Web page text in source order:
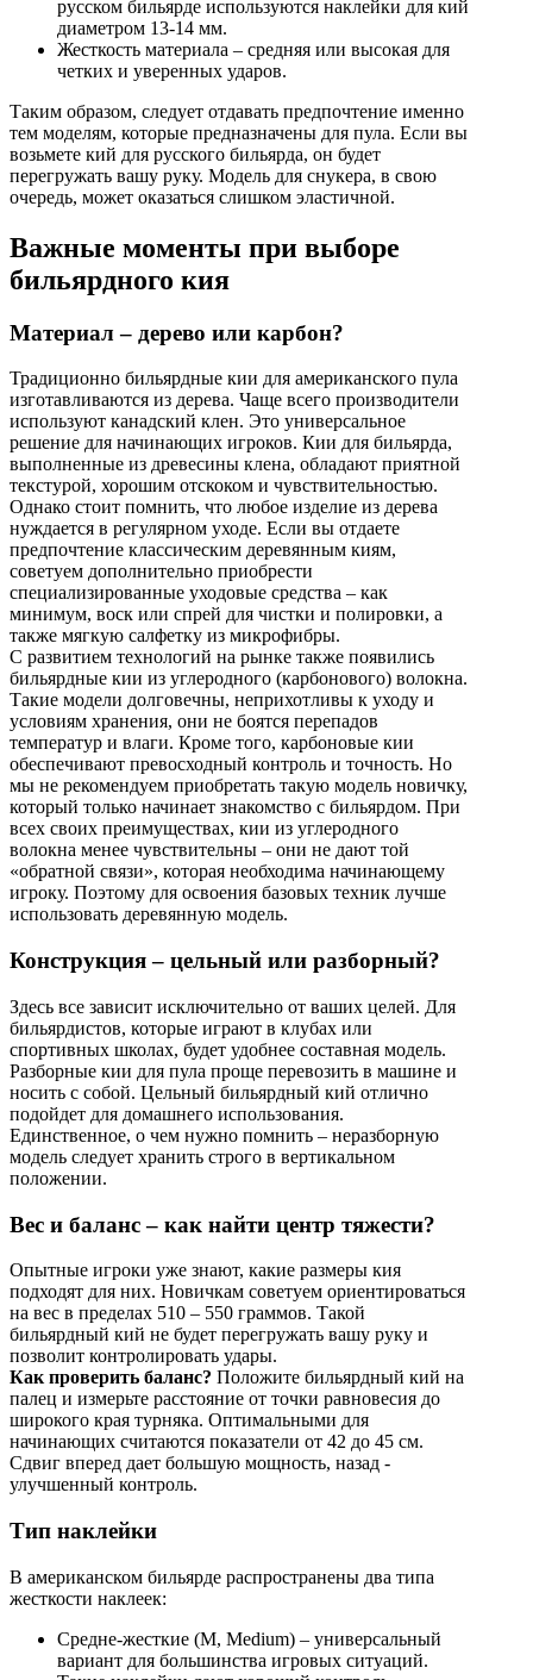
русском бильярде используются наклейки для кий
диаметром 13-14 мм.
Жесткость материала – средняя или высокая для
четких и уверенных ударов.
Таким образом, следует отдавать предпочтение именно
тем моделям, которые предназначены для пула. Если вы
возьмете кий для русского бильярда, он будет
перегружать вашу руку. Модель для снукера, в свою
очередь, может оказаться слишком эластичной.
Важные моменты при выборе
бильярдного кия
Материал – дерево или карбон?
Традиционно бильярдные кии для американского пула
изготавливаются из дерева. Чаще всего производители
используют канадский клен. Это универсальное
решение для начинающих игроков. Кии для бильярда,
выполненные из древесины клена, обладают приятной
текстурой, хорошим отскоком и чувствительностью.
Однако стоит помнить, что любое изделие из дерева
нуждается в регулярном уходе. Если вы отдаете
предпочтение классическим деревянным киям,
советуем дополнительно приобрести
специализированные уходовые средства – как
минимум, воск или спрей для чистки и полировки, а
также мягкую салфетку из микрофибры.
С развитием технологий на рынке также появились
бильярдные кии из углеродного (карбонового) волокна.
Такие модели долговечны, неприхотливы к уходу и
условиям хранения, они не боятся перепадов
температур и влаги. Кроме того, карбоновые кии
обеспечивают превосходный контроль и точность. Но
мы не рекомендуем приобретать такую модель новичку,
который только начинает знакомство с бильярдом. При
всех своих преимуществах, кии из углеродного
волокна менее чувствительны – они не дают той
«обратной связи», которая необходима начинающему
игроку. Поэтому для освоения базовых техник лучше
использовать деревянную модель.
Конструкция – цельный или разборный?
Здесь все зависит исключительно от ваших целей. Для
бильярдистов, которые играют в клубах или
спортивных школах, будет удобнее составная модель.
Разборные кии для пула проще перевозить в машине и
носить с собой. Цельный бильярдный кий отлично
подойдет для домашнего использования.
Единственное, о чем нужно помнить – неразборную
модель следует хранить строго в вертикальном
положении.
Вес и баланс – как найти центр тяжести?
Опытные игроки уже знают, какие размеры кия
подходят для них. Новичкам советуем ориентироваться
на вес в пределах 510 – 550 граммов. Такой
бильярдный кий не будет перегружать вашу руку и
позволит контролировать удары.
Как проверить баланс? Положите бильярдный кий на
палец и измерьте расстояние от точки равновесия до
широкого края турняка. Оптимальными для
начинающих считаются показатели от 42 до 45 см.
Сдвиг вперед дает большую мощность, назад -
улучшенный контроль.
Тип наклейки
В американском бильярде распространены два типа
жесткости наклеек:
Средне-жесткие (M, Medium) – универсальный
вариант для большинства игровых ситуаций.